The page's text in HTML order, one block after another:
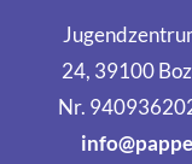
24, 39100
Nr.